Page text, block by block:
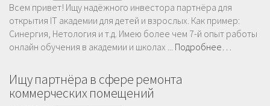
Всем привет! Ищу надёжного инвестора партнёра для
открытия IT академии для детей и взрослых. Как пример:
Синергия, Нетология и т.д. Имею более чем 7-й опыт работы
онлайн обучения в академии и школах ... Подробнее…
Ищу партнёра в сфере ремонта
коммерческих помещений